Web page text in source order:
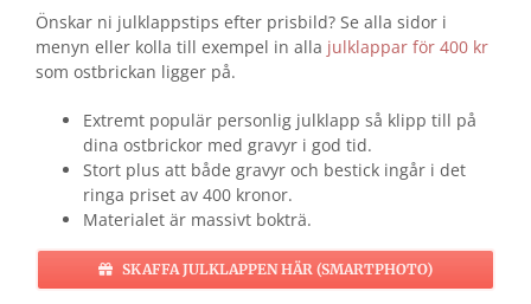
Önskar ni julklappstips efter prisbild? Se alla sidor i
menyn eller kolla till exempel in alla julklappar för 400 kr
som ostbrickan ligger på.
Extremt populär personlig julklapp så klipp till på
dina ostbrickor med gravyr i god tid.
Stort plus att både gravyr och bestick ingår i det
ringa priset av 400 kronor.
Materialet är massivt bokträ.
SKAFFA JULKLAPPEN HÄR (SMARTPHOTO)